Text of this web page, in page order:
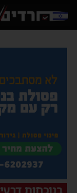
בנוכחות דרעי